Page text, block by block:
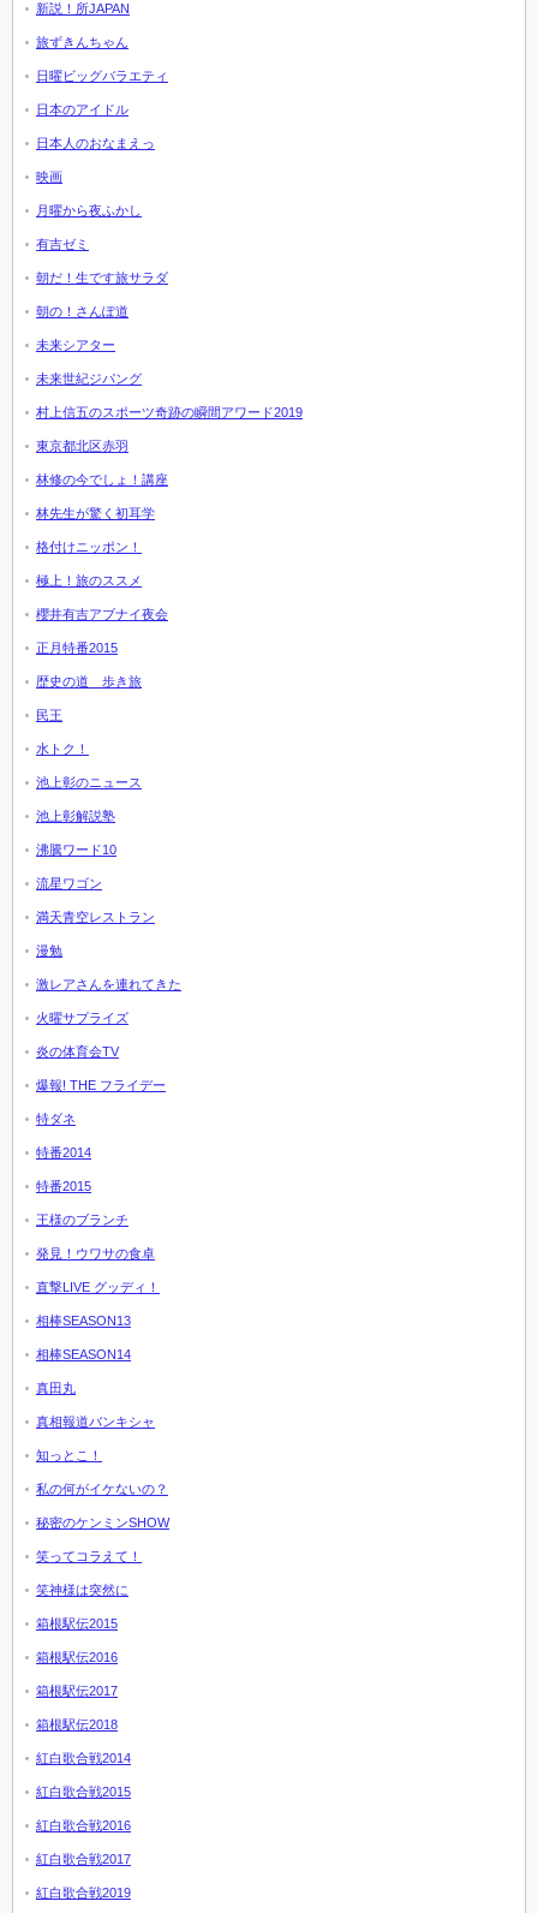
新説！所JAPAN
旅ずきんちゃん
日曜ビッグバラエティ
日本のアイドル
日本人のおなまえっ
映画
月曜から夜ふかし
有吉ゼミ
朝だ！生です旅サラダ
朝の！さんぽ道
未来シアター
未来世紀ジパング
村上信五のスポーツ奇跡の瞬間アワード2019
東京都北区赤羽
林修の今でしょ！講座
林先生が驚く初耳学
格付けニッポン！
極上！旅のススメ
櫻井有吉アブナイ夜会
正月特番2015
歴史の道 歩き旅
民王
水トク！
池上彰のニュース
池上彰解説塾
沸騰ワード10
流星ワゴン
満天青空レストラン
漫勉
激レアさんを連れてきた
火曜サプライズ
炎の体育会TV
爆報! THE フライデー
特ダネ
特番2014
特番2015
王様のブランチ
発見！ウワサの食卓
直撃LIVE グッディ！
相棒SEASON13
相棒SEASON14
真田丸
真相報道バンキシャ
知っとこ！
私の何がイケないの？
秘密のケンミンSHOW
笑ってコラえて！
笑神様は突然に
箱根駅伝2015
箱根駅伝2016
箱根駅伝2017
箱根駅伝2018
紅白歌合戦2014
紅白歌合戦2015
紅白歌合戦2016
紅白歌合戦2017
紅白歌合戦2019